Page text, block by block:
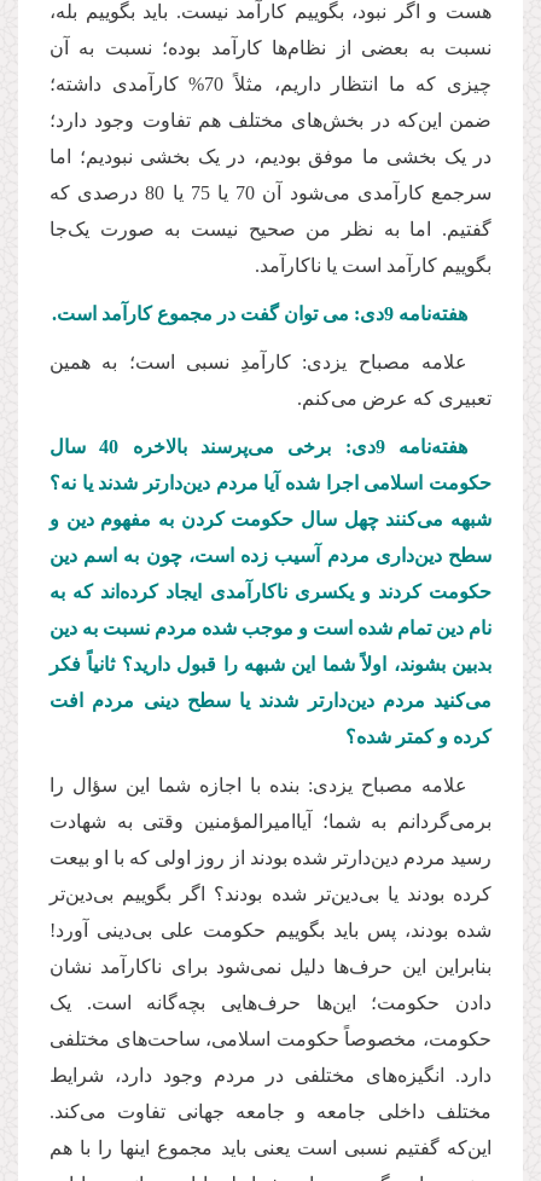
هست و اگر نبود، بگوییم کارآمد نیست. باید بگوییم بله،
نسبت به بعضی از نظام‌ها کارآمد بوده؛ نسبت به آن
چیزی که ما انتظار داریم، مثلاً 70% کارآمدی داشته؛
ضمن این‌که در بخش‌های مختلف هم تفاوت وجود دارد؛
در یک بخشی ما موفق بودیم، در یک بخشی نبودیم؛‌ اما
سرجمع کارآمدی می‌شود آن 70 یا 75 یا 80 درصدی که
گفتیم.‌ اما به نظر من صحیح نیست به صورت یک‌جا
بگوییم کارآمد است یا ناکارآمد.
هفته‌نامه 9دی: می توان گفت در مجموع کارآمد است.
علامه مصباح یزدی: کارآمدِ نسبی است؛ به همین
تعبیری که عرض می‌کنم.
هفته‌نامه 9دی: برخی می‌پرسند بالاخره 40 سال
حکومت اسلامی اجرا شده آیا مردم دین‌دارتر شدند یا نه؟
شبهه می‌کنند چهل سال حکومت کردن به مفهوم دین و
سطح دین‌داری مردم آسیب زده است، چون به اسم دین
حکومت کردند و یکسری ناکارآمدی ایجاد کرده‌اند که به
نام دین تمام شده است و موجب شده مردم نسبت به دین
بدبین بشوند، اولاً شما این شبهه را قبول دارید؟ ثانیاً فکر
می‌کنید مردم دین‌دارتر شدند یا سطح دینی مردم افت
کرده و کمتر شده؟
علامه مصباح یزدی: بنده با اجازه شما این سؤال را
برمی‌گردانم به شما؛ آیا‌امیرالمؤمنین وقتی به شهادت
رسید مردم دین‌دارتر شده بودند از روز اولی که با او بیعت
کرده بودند یا بی‌دین‌تر شده بودند؟ اگر بگوییم بی‌دین‌تر
شده بودند، پس باید بگوییم حکومت علی بی‌دینی آورد!
بنابراین این حرف‌ها دلیل نمی‌شود برای ناکارآمد نشان
دادن حکومت؛ این‌ها حرف‌‌هایی بچه‌گانه است. یک
حکومت، مخصوصاً حکومت اسلامی، ساحت‌های مختلفی
دارد. انگیزه‌های مختلفی در مردم وجود دارد، شرایط
مختلف داخلی جامعه و جامعه جهانی تفاوت می‌کند.
این‌که گفتیم نسبی است یعنی باید مجموع اینها را با هم